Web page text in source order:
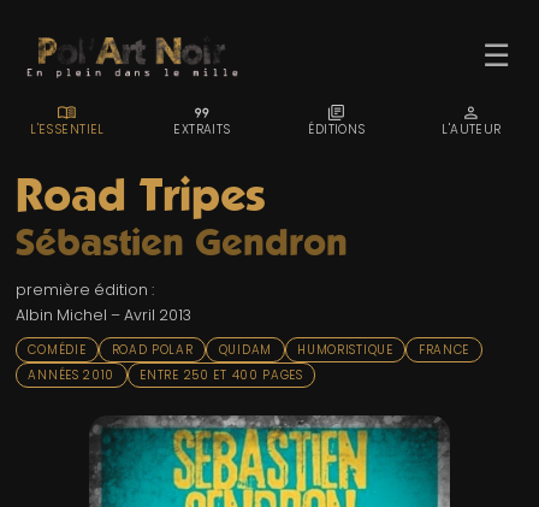
☰
ACCUEIL
TROMBINO
INDEX
RECHERCHE
LIENS & FESTIVALS
Road Tripes
Sébastien Gendron
première édition :
Albin Michel – Avril 2013
COMÉDIE ROAD POLAR QUIDAM HUMORISTIQUE
FRANCE
ANNÉES 2010
ENTRE 250 ET 400 PAGES
MENU_BOOK
L'ESSENTIEL
FORMAT_QUOTE
EXTRAITS
LIBRARY_BOOKS
ÉDITIONS
PERSON
L'AUTEUR